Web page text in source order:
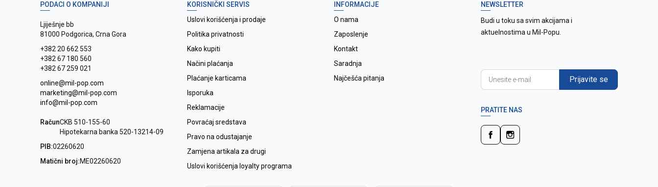
PODACI O KOMPANIJI
Ljiješnje bb
81000 Podgorica, Crna Gora
+382 20 662 553
+382 67 180 560
+382 67 259 021
online@mil-pop.com
marketing@mil-pop.com
info@mil-pop.com
RačunCKB 510-155-60
Hipotekarna banka 520-13214-09
PIB:02260620
Matični broj:ME02260620
KORISNIČKI SERVIS
Uslovi korišćenja i prodaje
Politika privatnosti
Kako kupiti
Načini plaćanja
Plaćanje karticama
Isporuka
Reklamacije
Povraćaj sredstava
Pravo na odustajanje
Zamjena artikala za drugi
Uslovi korišćenja loyalty programa
INFORMACIJE
O nama
Zaposlenje
Kontakt
Saradnja
Najčešća pitanja
NEWSLETTER
Budi u toku sa svim akcijama i
aktuelnostima u Mil-Popu.
Prijavite se
PRATITE NAS